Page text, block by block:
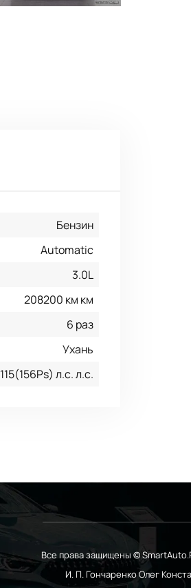
Бензин
Automatic
3.0L
208200 км км
6 раз
Ухань
115(156Ps) л.с. л.с.
Все права защищены ©
И. П. Гончаренко Олег